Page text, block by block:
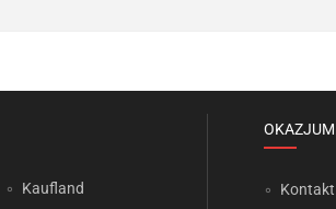
Kaufland Kontakt